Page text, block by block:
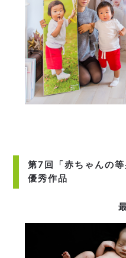
第7回「赤ちゃんの
優秀作品